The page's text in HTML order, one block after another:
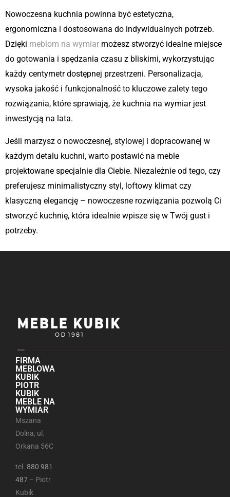
Nowoczesna kuchnia powinna być estetyczna,
ergonomiczna i dostosowana do indywidualnych potrzeb.
Dzięki meblom na wymiar możesz stworzyć idealne miejsce
do gotowania i spędzania czasu z bliskimi, wykorzystując
każdy centymetr dostępnej przestrzeni. Personalizacja,
wysoka jakość i funkcjonalność to kluczowe zalety tego
rozwiązania, które sprawiają, że kuchnia na wymiar jest
inwestycją na lata.
Jeśli marzysz o nowoczesnej, stylowej i dopracowanej w
każdym detalu kuchni, warto postawić na meble
projektowane specjalnie dla Ciebie. Niezależnie od tego, czy
preferujesz minimalistyczny styl, loftowy klimat czy
klasyczną elegancję – nowoczesne rozwiązania pozwolą Ci
stworzyć kuchnię, która idealnie wpisze się w Twój gust i
potrzeby.
FIRMA
MEBLOWA
KUBIK
PIOTR
KUBIK
MEBLE NA
WYMIAR
Mszana
Dolna, ul.
Orkana 56C
tel. 880 981
487 – Piotr
Kubik